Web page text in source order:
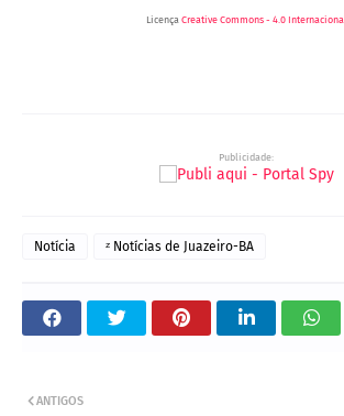
Licença Creative Commons - 4.0 Internacional
Publicidade:
Notícia ᶻ Notícias de Juazeiro-BA
ANTIGOS